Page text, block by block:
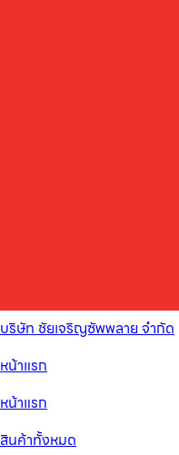
บริษัท ชัยเจริญซัพพลาย จำกัด
หน้าแรก
หน้าแรก
สินค้าทั้งหมด